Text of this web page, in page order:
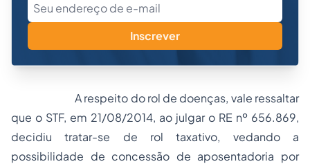
Inscrever
A respeito do rol de doenças, vale ressaltar
que o STF, em 21/08/2014, ao julgar o RE nº 656.869,
decidiu tratar-se de rol taxativo, vedando a
possibilidade de concessão de aposentadoria por